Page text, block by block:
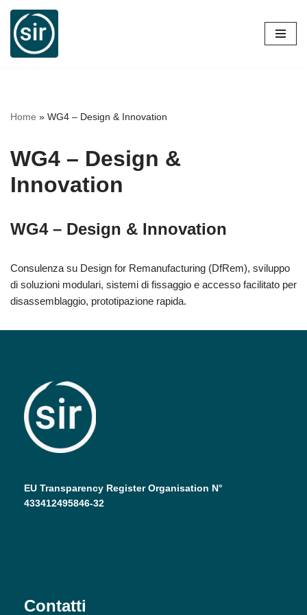
Vai
al
Home » WG4 – Design & Innovation
WG4 – Design &
Innovation
WG4 – Design & Innovation
Consulenza su Design for Remanufacturing (DfRem), sviluppo
di soluzioni modulari, sistemi di fissaggio e accesso facilitato per
disassemblaggio, prototipazione rapida.
EU Transparency Register Organisation N°
433412495846-32
Contatti